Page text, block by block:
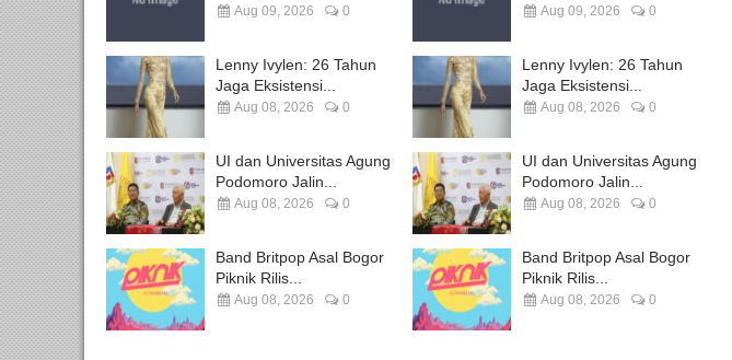
Aug 09, 2026 0
Lenny Ivylen: 26 Tahun
Jaga Eksistensi...
Aug 08, 2026 0
UI dan Universitas Agung
Podomoro Jalin...
Aug 08, 2026 0
Band Britpop Asal Bogor
Piknik Rilis...
Aug 08, 2026 0
Aug 09, 2026 0
Lenny Ivylen: 26 Tahun
Jaga Eksistensi...
Aug 08, 2026 0
UI dan Universitas Agung
Podomoro Jalin...
Aug 08, 2026 0
Band Britpop Asal Bogor
Piknik Rilis...
Aug 08, 2026 0